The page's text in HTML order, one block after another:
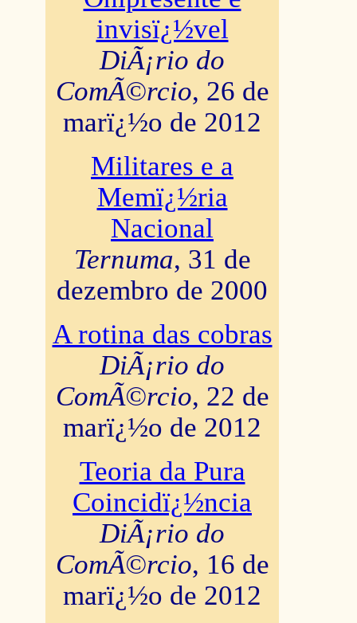
invisï¿½vel
DiÃ¡rio do
ComÃ©rcio, 26 de
marï¿½o de 2012
Militares e a
Memï¿½ria
Nacional
Ternuma, 31 de
dezembro de 2000
A rotina das cobras
DiÃ¡rio do
ComÃ©rcio, 22 de
marï¿½o de 2012
Teoria da Pura
Coincidï¿½ncia
DiÃ¡rio do
ComÃ©rcio, 16 de
marï¿½o de 2012